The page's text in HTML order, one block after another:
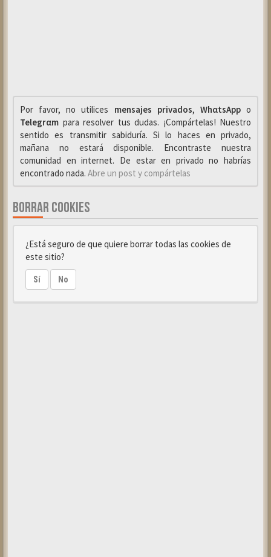
Por favor, no utilices mensajes privados, WhαtsAppo
Telegrαm para resolver tus dudas. ¡Compártelas! Nuestro
sentido es transmitir sabiduría. Si lo haces en privado,
mañana no estará disponible. Encontraste nuestra
comunidad en internet. De estar en privado no habrías
encontrado nada. Abre un post y compártelas
BORRAR COOKIES
¿Está seguro de que quiere borrar todas las cookies de
este sitio?
Sí No